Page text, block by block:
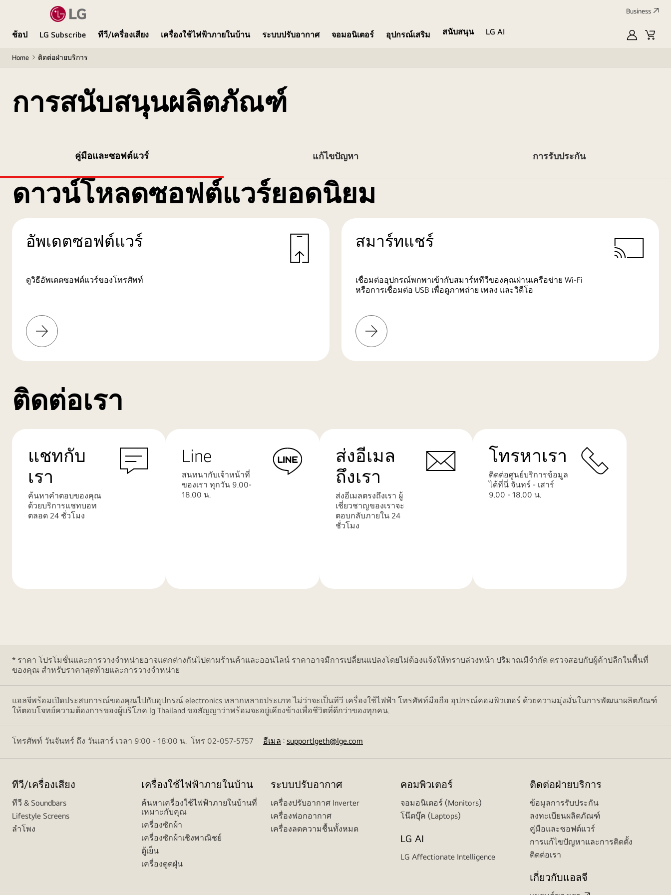
Business
ช้อป LG Subscribe ทีวี/เครื่องเสียง เครื่องใช้ไฟฟ้าภายในบ้าน ระบบปรับอากาศ จอมอนิเตอร์​ อุปกรณ์เสริม สนับสนุน
LG AI
MyLGCart
Home ติดต่อฝ่ายบริการ
การสนับสนุนผลิตภัณฑ์
คู่มือและซอฟต์แวร์ แก้ไขปัญหา การรับประกัน
ดาวน์โหลดซอฟต์แวร์ยอดนิยม
อัพเดตซอฟต์แวร์
ดูวิธีอัพเดตซอฟต์แวร์ของโทรศัพท์
เรียน
รู้
เพิ่ม
สมาร์ทแชร์
เชื่อมต่ออุปกรณ์พกพาเข้ากับสมาร์ททีวีของคุณผ่านเครือข่าย Wi-Fi
หรือการเชื่อมต่อ USB เพื่อดูภาพถ่าย เพลง และวิดีโอ
เรียน
รู้
เพิ่ม
ติดต่อเรา
แชทกับ
เรา
ค้นหาคำตอบของคุณ
ด้วยบริการแชทบอท
ตลอด 24 ชั่วโมง
Line
สนทนากับเจ้าหน้าที่
ของเรา ทุกวัน 9.00-
18.00 น.
ส่งอีเมล
ถึงเรา
ส่งอีเมลตรงถึงเรา ผู้
เชี่ยวชาญของเราจะ
ตอบกลับภายใน 24
ชั่วโมง
โทรหาเรา
ติดต่อศูนย์บริการข้อมูล
ได้ที่นี่ จันทร์ - เสาร์
9.00 - 18.00 น.
* ราคา โปรโมชั่นและการวางจำหน่ายอาจแตกต่างกันไปตามร้านค้าและออนไลน์ ราคาอาจมีการเปลี่ยนแปลงโดยไม่ต้องแจ้งให้ทราบล่วงหน้า ปริมาณมีจำกัด ตรวจสอบกับผู้ค้าปลีกในพื้นที่
ของคุณ สำหรับราคาสุดท้ายและการวางจำหน่าย
แอลจีพร้อมเปิดประสบการณ์ของคุณไปกับอุปกรณ์ electronics หลากหลายประเภท ไม่ว่าจะเป็นทีวี เครื่องใช้ไฟฟ้า โทรศัพท์มือถือ อุปกรณ์คอมพิวเตอร์ ด้วยความมุ่งมั่นในการพัฒนาผลิตภัณฑ์
ให้ตอบโจทย์ความต้องการของผู้บริโภค lg Thailand ขอสัญญาว่าพร้อมจะอยู่เคียงข้างเพื่อชีวิตที่ดีกว่าของทุกคน.
โทรศัพท์ วันจันทร์ ถึง วันเสาร์ เวลา 9:00 - 18:00 น. โทร 02-057-5757 อีเมล : supportlgeth@lge.com
ทีวี/เครื่องเสียง
ทีวี & Soundbars
Lifestyle Screens
ลำโพง
เครื่องใช้ไฟฟ้าภายในบ้าน
ค้นหาเครื่องใช้ไฟฟ้าภายในบ้านที่
เหมาะกับคุณ
เครื่องซักผ้า
เครื่องซักผ้าเชิงพาณิชย์
ตู้เย็น
เครื่องดูดฝุ่น
ระบบปรับอากาศ
เครื่องปรับอากาศ Inverter
เครื่องฟอกอากาศ
เครื่องลดความชื้นทั้งหมด
คอมพิวเตอร์
จอมอนิเตอร์ (Monitors)
โน๊ตบุ๊ค (Laptops)
LG AI
LG Affectionate Intelligence
ติดต่อฝ่ายบริการ
ข้อมูลการรับประกัน
ลงทะเบียนผลิตภัณฑ์
คู่มือและซอฟต์แวร์
การแก้ไขปัญหาและการติดตั้ง
ติดต่อเรา
เกี่ยวกับแอลจี